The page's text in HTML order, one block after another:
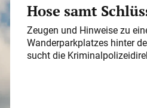
Hose samt
Zeugen und Hinweise zu
Wanderparkplatzes hinter
sucht die